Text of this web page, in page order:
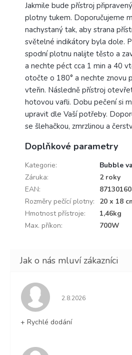
Jakmile bude přístroj
plotny tukem. Doporučujeme
nachystaný tak, aby strana
světelné indikátory byla dole.
spodní plotnu nalijte těsto a
a nechte péct cca 1 min a 40
otočte o 180° a nechte znovu
vteřin. Následně přístroj
hotovou vafli. Dobu pečení si
upravit dle Vaší potřeby.
se šlehačkou, zmrzlinou a
Doplňkové parametry
Kategorie:
Bubble
Záruka:
2 roky
EAN:
Rozměry pečící plotny:
20 x 18
Hmotnost přístroje:
1,46kg
Max. příkon: 700W
Hodnocení obchodu je
2.8.2026
+ Rychlé dodání